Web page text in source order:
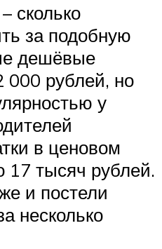
сколько
за подобную
дешёвые
000 рублей, но
у
в ценовом
17 тысяч рублей.
и постели
несколько